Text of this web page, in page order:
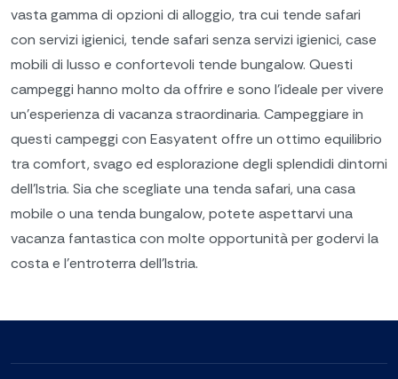
vasta gamma di opzioni di alloggio, tra cui tende safari
con servizi igienici, tende safari senza servizi igienici, case
mobili di lusso e confortevoli tende bungalow. Questi
campeggi hanno molto da offrire e sono l'ideale per vivere
un'esperienza di vacanza straordinaria. Campeggiare in
questi campeggi con Easyatent offre un ottimo equilibrio
tra comfort, svago ed esplorazione degli splendidi dintorni
dell'Istria. Sia che scegliate una tenda safari, una casa
mobile o una tenda bungalow, potete aspettarvi una
vacanza fantastica con molte opportunità per godervi la
costa e l'entroterra dell'Istria.